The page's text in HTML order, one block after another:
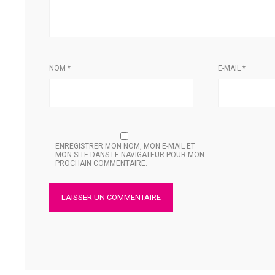
NOM * E-MAIL *
ENREGISTRER MON NOM, MON E-MAIL ET
MON SITE DANS LE NAVIGATEUR POUR MON
PROCHAIN COMMENTAIRE.